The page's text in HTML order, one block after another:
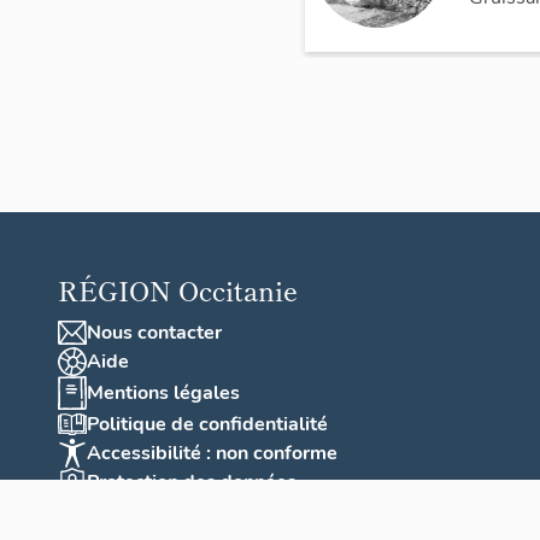
RÉGION Occitanie
Nous contacter
Aide
Mentions légales
Politique de confidentialité
Accessibilité : non conforme
Protection des données